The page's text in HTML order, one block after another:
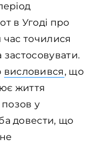
в Угоді про
час точилися
застосовувати.
висловився , що
життя
у
довести, що